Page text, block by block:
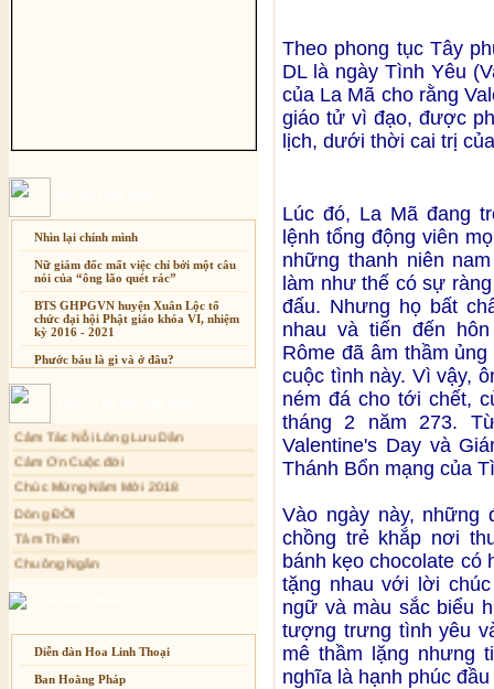
Nhìn lại chính mình
Nữ giám đốc mất việc chỉ bởi một câu
nói của “ông lão quét rác”
BTS GHPGVN huyện Xuân Lộc tổ
chức đại hội Phật giáo khóa VI, nhiệm
kỳ 2016 - 2021
Phước báu là gì và ở đâu?
Sự thương-ghét của con người
Cải đạo: Nguyên nhân & giải pháp
Nỗi lòng của các bệnh nhân nghèo
An Giang: Tịnh thất Quy Nguyên
phát quà từ thiện tại xã Cư Yang
Tịnh xá Ngọc Đăng khai giảng Thiền
Xuân Thi
Cảm Ơn Cuộc đời
Chúc Mừng Năm Mới 2018
Dòng ĐỜI
Tâm Thiền
Chuông Ngân
Kính mừng Phật Đản
Anh không chết đâu em
Kiếp này
Diễn đàn Hoa Linh Thoại
Ban Hoằng Pháp
Theo phong tục Tây
DL là ngày Tình Yêu
của La Mã cho rằng
giáo tử vì đạo, được
lịch, dưới thời cai trị
Lúc đó, La Mã đang
lệnh tổng động viên
những thanh niên
làm như thế có sự
đấu. Nhưng họ bất
nhau và tiến đến
Rôme đã âm thầm
cuộc tình này. Vì vậy,
ném đá cho tới chết,
tháng 2 năm 273.
Valentine's Day và
Thánh Bổn mạng của
Vào ngày này, những
chồng trẻ khắp nơi
bánh kẹo chocolate có
tặng nhau với lời
ngữ và màu sắc biểu
tượng trưng tình yêu
mê thầm lặng nhưng
nghĩa là hạnh phúc